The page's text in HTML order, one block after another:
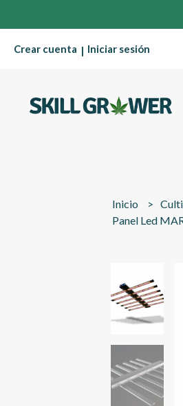
Crear cuenta | Iniciar sesión
Inicio
Panel Led